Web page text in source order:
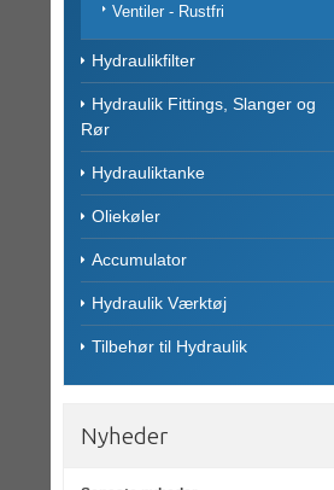
Ventiler - Rustfri
Hydraulikfilter
Hydraulik Fittings, Slanger og
Rør
Hydrauliktanke
Oliekøler
Accumulator
Hydraulik Værktøj
Tilbehør til Hydraulik
Nyheder